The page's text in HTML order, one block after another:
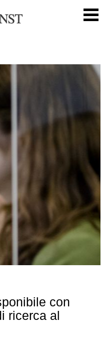
con
ricerca al